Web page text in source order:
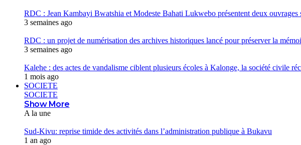
RDC : Jean Kambayi Bwatshia et Modeste Bahati Lukwebo présentent deux ouvrages
3 semaines ago
RDC : un projet de numérisation des archives historiques lancé pour préserver la
3 semaines ago
Kalehe : des actes de vandalisme ciblent plusieurs écoles à Kalonge, la société civile
1 mois ago
SOCIETE
SOCIETE
Show More
A la une
Sud-Kivu: reprise timide des activités dans l’administration publique à Bukavu
1 an ago